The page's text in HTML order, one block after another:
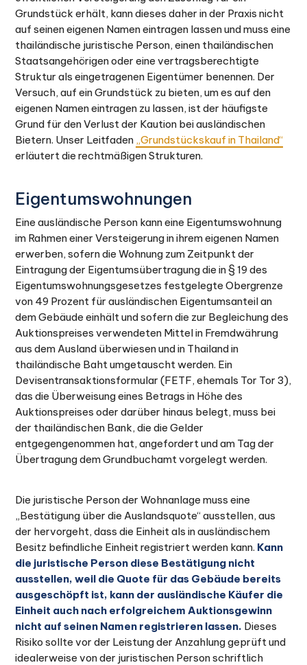
Grundstück erhält, kann dieses daher in der Praxis nicht
auf seinen eigenen Namen eintragen lassen und muss eine
thailändische juristische Person, einen thailändischen
Staatsangehörigen oder eine vertragsberechtigte
Struktur als eingetragenen Eigentümer benennen. Der
Versuch, auf ein Grundstück zu bieten, um es auf den
eigenen Namen eintragen zu lassen, ist der häufigste
Grund für den Verlust der Kaution bei ausländischen
Bietern. Unser Leitfaden „Grundstückskauf in Thailand“
erläutert die rechtmäßigen Strukturen.
Eigentumswohnungen
Eine ausländische Person kann eine Eigentumswohnung
im Rahmen einer Versteigerung in ihrem eigenen Namen
erwerben, sofern die Wohnung zum Zeitpunkt der
Eintragung der Eigentumsübertragung die in § 19 des
Eigentumswohnungsgesetzes festgelegte Obergrenze
von 49 Prozent für ausländischen Eigentumsanteil an
dem Gebäude einhält und sofern die zur Begleichung des
Auktionspreises verwendeten Mittel in Fremdwährung
aus dem Ausland überwiesen und in Thailand in
thailändische Baht umgetauscht werden. Ein
Devisentransaktionsformular (FETF, ehemals Tor Tor 3),
das die Überweisung eines Betrags in Höhe des
Auktionspreises oder darüber hinaus belegt, muss bei
der thailändischen Bank, die die Gelder
entgegengenommen hat, angefordert und am Tag der
Übertragung dem Grundbuchamt vorgelegt werden.
Die juristische Person der Wohnanlage muss eine
„Bestätigung über die Auslandsquote“ ausstellen, aus
der hervorgeht, dass die Einheit als in ausländischem
Besitz befindliche Einheit registriert werden kann. Kann
die juristische Person diese Bestätigung nicht
ausstellen, weil die Quote für das Gebäude bereits
ausgeschöpft ist, kann der ausländische Käufer die
Einheit auch nach erfolgreichem Auktionsgewinn
nicht auf seinen Namen registrieren lassen. Dieses
Risiko sollte vor der Leistung der Anzahlung geprüft und
idealerweise von der juristischen Person schriftlich